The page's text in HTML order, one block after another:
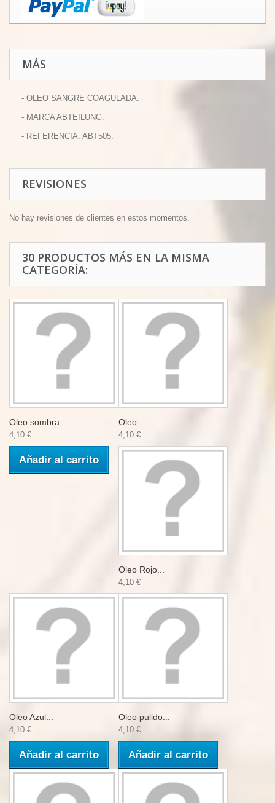
MÁS
- OLEO SANGRE COAGULADA.
- MARCA ABTEILUNG.
- REFERENCIA: ABT505.
REVISIONES
No hay revisiones de clientes en estos momentos.
30 PRODUCTOS MÁS EN LA MISMA
CATEGORÍA:
Oleo sombra...
4,10 €
Añadir al carrito
Oleo...
4,10 €
Oleo Rojo...
4,10 €
Oleo Azul...
4,10 €
Añadir al carrito
Oleo pulido...
4,10 €
Añadir al carrito